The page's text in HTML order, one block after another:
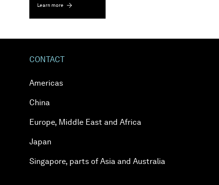
Learn more
CONTACT
Americas
China
Europe, Middle East and Africa
Japan
Singapore, parts of Asia and Australia